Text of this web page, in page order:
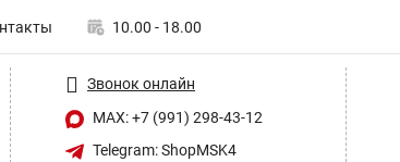
10.00 - 18.00
Звонок онлайн
MAX: +7 (991) 298-43-12
Telegram: ShopMSK4